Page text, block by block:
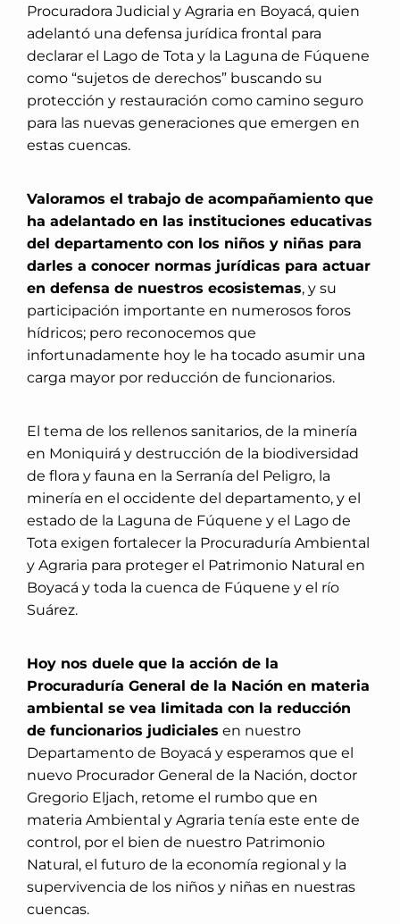
Procuradora Judicial y Agraria en Boyacá, quien
adelantó una defensa jurídica frontal para
declarar el Lago de Tota y la Laguna de Fúquene
como “sujetos de derechos” buscando su
protección y restauración como camino seguro
para las nuevas generaciones que emergen en
estas cuencas.
Valoramos el trabajo de acompañamiento que
ha adelantado en las instituciones educativas
del departamento con los niños y niñas para
darles a conocer normas jurídicas para actuar
en defensa de nuestros ecosistemas, y su
participación importante en numerosos foros
hídricos; pero reconocemos que
infortunadamente hoy le ha tocado asumir una
carga mayor por reducción de funcionarios.
El tema de los rellenos sanitarios, de la minería
en Moniquirá y destrucción de la biodiversidad
de flora y fauna en la Serranía del Peligro, la
minería en el occidente del departamento, y el
estado de la Laguna de Fúquene y el Lago de
Tota exigen fortalecer la Procuraduría Ambiental
y Agraria para proteger el Patrimonio Natural en
Boyacá y toda la cuenca de Fúquene y el río
Suárez.
Hoy nos duele que la acción de la
Procuraduría General de la Nación en materia
ambiental se vea limitada con la reducción
de funcionarios judiciales en nuestro
Departamento de Boyacá y esperamos que el
nuevo Procurador General de la Nación, doctor
Gregorio Eljach, retome el rumbo que en
materia Ambiental y Agraria tenía este ente de
control, por el bien de nuestro Patrimonio
Natural, el futuro de la economía regional y la
supervivencia de los niños y niñas en nuestras
cuencas.